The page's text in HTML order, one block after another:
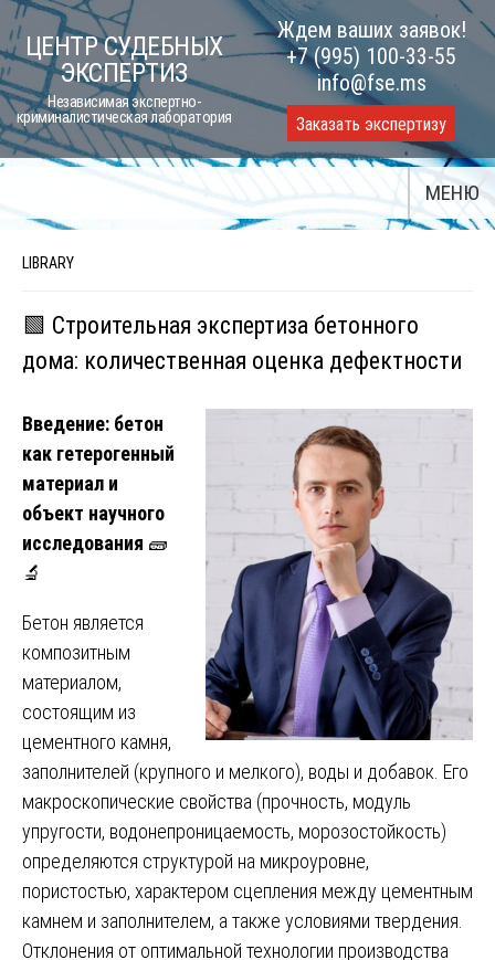
Skip
to
content
ЦЕНТР СУДЕБНЫХ
ЭКСПЕРТИЗ
Независимая экспертно-
криминалистическая лаборатория
Ждем ваших заявок!
+7 (995) 100-33-55
info@fse.ms
Заказать экспертизу
МЕНЮ
LIBRARY
🟩 Строительная экспертиза бетонного
дома: количественная оценка дефектности
Введение: бетон
как гетерогенный
материал и
объект научного
исследования 🧱
🔬
Бетон является
композитным
материалом,
состоящим из
цементного камня,
заполнителей (крупного и мелкого), воды и добавок. Его
макроскопические свойства (прочность, модуль
упругости, водонепроницаемость, морозостойкость)
определяются структурой на микроуровне,
пористостью, характером сцепления между цементным
камнем и заполнителем, а также условиями твердения.
Отклонения от оптимальной технологии производства